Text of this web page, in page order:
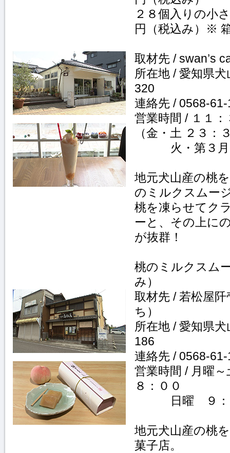
２８個入りの小
円（税込み）※
取材先 / swan’s
所在地 / 愛知県
320
連絡先 / 0568-
営業時間 / １１
（金・土 ２３：
火・第３
地元犬山産の桃
のミルクスムー
桃を凍らせてク
ーと、その上に
が抜群！
桃のミルクスム
み）
取材先 / 若松屋
ち）
所在地 / 愛知県
186
連絡先 / 0568-
営業時間 / 月曜
８：００
日曜 ９：
地元犬山産の桃
菓子店。